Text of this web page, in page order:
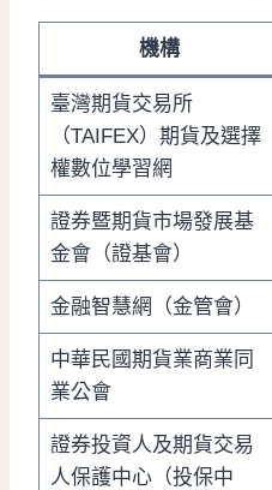
機構
臺灣期貨交易所
（TAIFEX）期貨及選擇
權數位學習網
證券暨期貨市場發展基
金會（證基會）
金融智慧網（金管會）
中華民國期貨業商業同
業公會
證券投資人及期貨交易
人保護中心（投保中